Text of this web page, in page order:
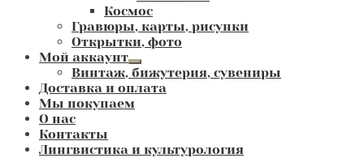
меню
Космос
Гравюры, карты, рисунки
Открытки, фото
Мой аккаунт
Развернутое
вложенное
меню
Винтаж, бижутерия, сувениры
Доставка и оплата
Мы покупаем
О нас
Контакты
Лингвистика и культурология